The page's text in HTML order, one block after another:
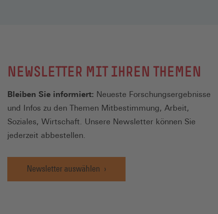
NEWSLETTER MIT IHREN THEMEN
Bleiben Sie informiert: Neueste Forschungsergebnisse
und Infos zu den Themen Mitbestimmung, Arbeit,
Soziales, Wirtschaft. Unsere Newsletter können Sie
jederzeit abbestellen.
Newsletter auswählen